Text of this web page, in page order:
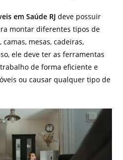
em Saúde RJ deve possuir
montar diferentes tipos de
mesas, cadeiras,
ele deve ter as ferramentas
de forma eficiente e
ou causar qualquer tipo de